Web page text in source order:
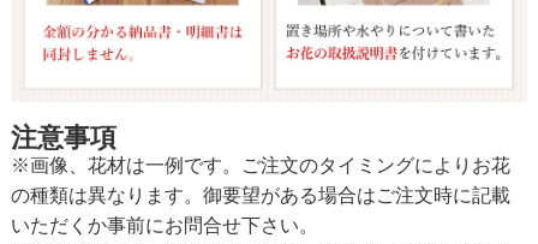
注意事項
※画像、花材は一例です。ご注文のタイミングによりお花
の種類は異なります。御要望がある場合はご注文時に記載
いただくか事前にお問合せ下さい。